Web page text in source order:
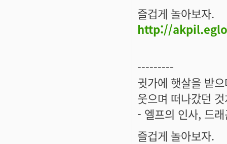
즐겁게 놀아보자.
http://
---------
귓가에 햇살을 받
웃으며 떠나갔던
- 엘프의 인사, 드
즐겁게 놀아보자.